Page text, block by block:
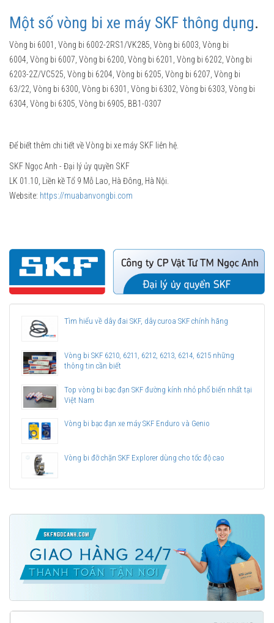
Một số vòng bi xe máy SKF thông dụng.
Vòng bi 6001, Vòng bi 6002-2RS1/VK285, Vòng bi 6003, Vòng bi
6004, Vòng bi 6007, Vòng bi 6200, Vòng bi 6201, Vòng bi 6202, Vòng bi
6203-2Z/VC525, Vòng bi 6204, Vòng bi 6205, Vòng bi 6207, Vòng bi
63/22, Vòng bi 6300, Vòng bi 6301, Vòng bi 6302, Vòng bi 6303, Vòng bi
6304, Vòng bi 6305, Vòng bi 6905, BB1-0307
Để biết thêm chi tiết về Vòng bi xe máy SKF liên hệ.
SKF Ngọc Anh - Đại lý ủy quyền SKF
LK 01.10, Liền kề Tổ 9 Mỗ Lao, Hà Đông, Hà Nội.
Website: https://muabanvongbi.com
Tìm hiểu về dây đai SKF, dây curoa SKF chính hãng
Vòng bi SKF 6210, 6211, 6212, 6213, 6214, 6215 những
thông tin cần biết
Top vòng bi bạc đạn SKF đường kính nhỏ phổ biến nhất tại
Việt Nam
Vòng bi bạc đạn xe máy SKF Enduro và Genio
Vòng bi đỡ chặn SKF Explorer dùng cho tốc độ cao